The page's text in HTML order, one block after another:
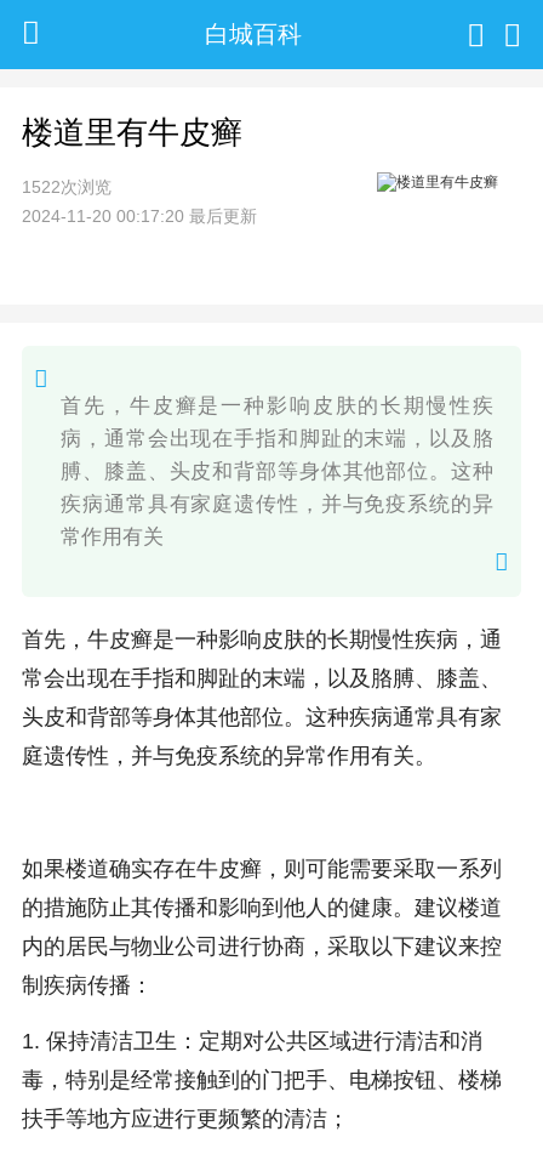
白城百科
楼道里有牛皮癣
1522次浏览
2024-11-20 00:17:20 最后更新
首先，牛皮癣是一种影响皮肤的长期慢性疾
病，通常会出现在手指和脚趾的末端，以及胳
膊、膝盖、头皮和背部等身体其他部位。这种
疾病通常具有家庭遗传性，并与免疫系统的异
常作用有关
首先，牛皮癣是一种影响皮肤的长期慢性疾病，通
常会出现在手指和脚趾的末端，以及胳膊、膝盖、
头皮和背部等身体其他部位。这种疾病通常具有家
庭遗传性，并与免疫系统的异常作用有关。
如果楼道确实存在牛皮癣，则可能需要采取一系列
的措施防止其传播和影响到他人的健康。建议楼道
内的居民与物业公司进行协商，采取以下建议来控
制疾病传播：
1. 保持清洁卫生：定期对公共区域进行清洁和消
毒，特别是经常接触到的门把手、电梯按钮、楼梯
扶手等地方应进行更频繁的清洁；